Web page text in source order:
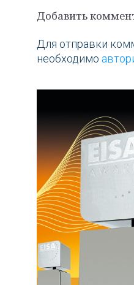
Добавить
Для отправки
необходимо